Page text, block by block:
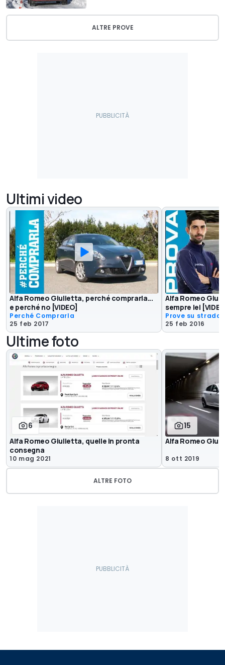
ALTRE PROVE
Ultimi video
Alfa Romeo Giulietta, perché comprarla...
e perché no [VIDEO]
Perché Comprarla
25 feb 2017
Alfa Romeo
sempre lei
Prove su strada
25 feb 2016
Ultime foto
6
Alfa Romeo Giulietta, quelle in pronta
consegna
10 mag 2021
15
Alfa Romeo
8 ott 2019
ALTRE FOTO